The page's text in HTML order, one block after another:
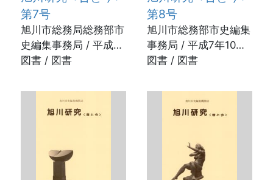
第7号
旭川市総務局総務部市
史編集事務局 / 平成7
年3月31日
図書 / 図書
第8号
旭川市総務部市史編集
事務局 / 平成7年10月
31日
図書 / 図書